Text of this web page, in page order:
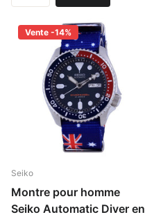
Vente -14%
Seiko
Montre pour homme
Seiko Automatic Diver en